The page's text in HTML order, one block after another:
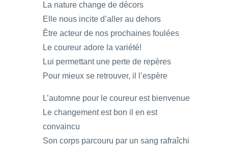
La nature change de décors
Elle nous incite d’aller au dehors
Être acteur de nos prochaines foulées
Le coureur adore la variété!
Lui permettant une perte de repères
Pour mieux se retrouver, il l’espère
L’automne pour le coureur est bienvenue
Le changement est bon il en est
convaincu
Son corps parcouru par un sang rafraîchi